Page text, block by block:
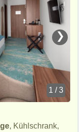
❯
1 / 3
, Kühlschrank,